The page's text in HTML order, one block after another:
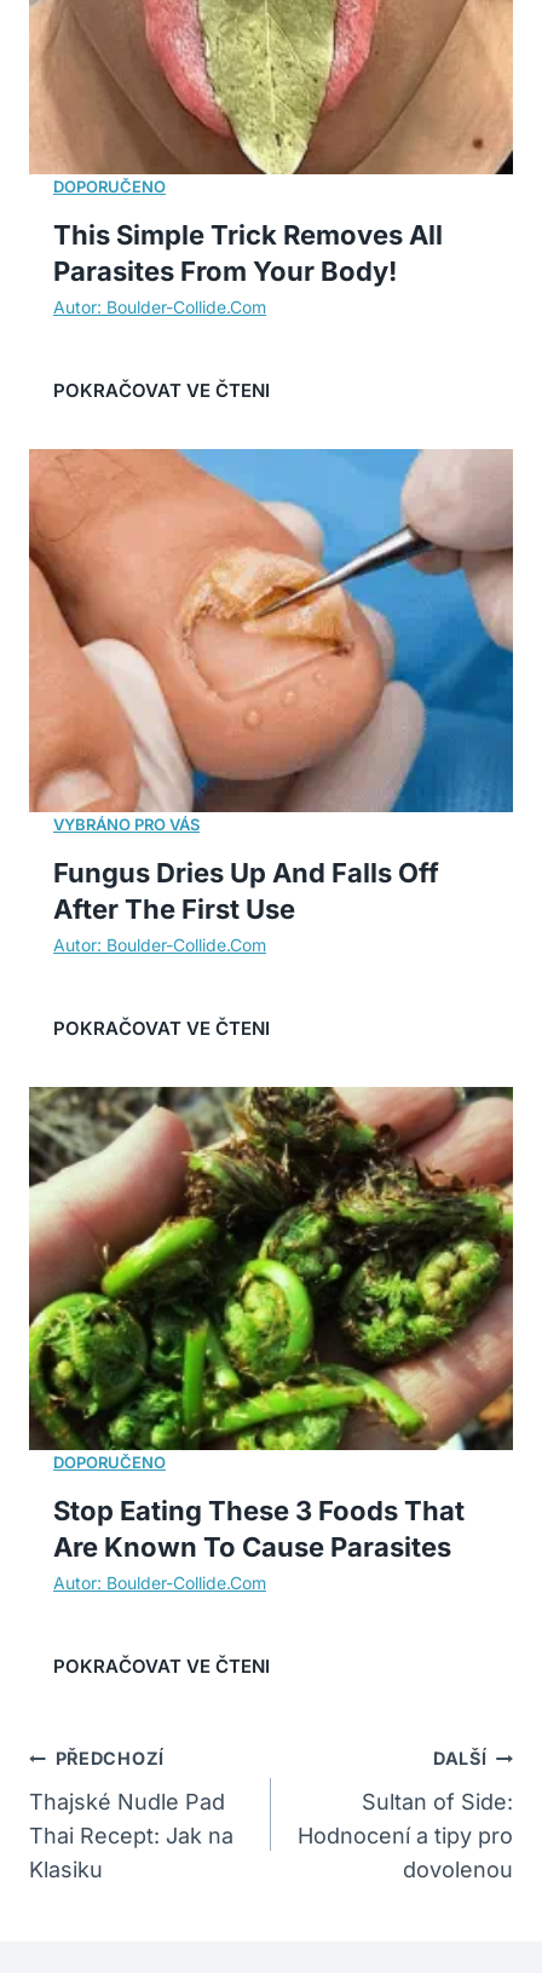
This Simple Trick Removes All
Parasites From Your Body!
Fungus Dries Up And Falls Off
After The First Use
Stop Eating These 3 Foods That
Are Known To Cause Parasites
Navigace
Pro
Příspěvek
PŘEDCHOZÍ
Thajské Nudle Pad
Thai Recept: Jak na
Klasiku
DALŠÍ
Sultan of Side:
Hodnocení a tipy pro
dovolenou